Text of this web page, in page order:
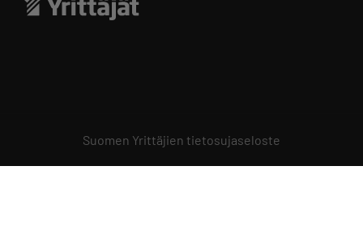
Suomen Yrittäjien tietosujaseloste